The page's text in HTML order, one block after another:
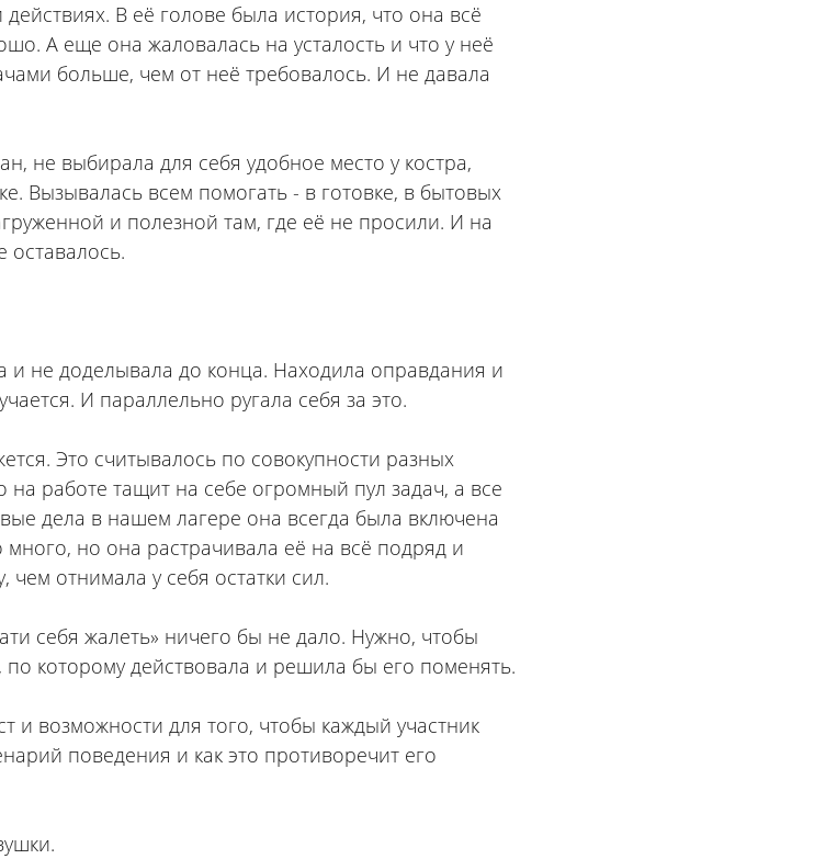
В её голове была история, что она всё
А еще она жаловалась на усталость и что у неё
больше, чем от неё требовалось. И не давала
не выбирала для себя удобное место у костра,
Вызывалась всем помогать - в готовке, в бытовых
и полезной там, где её не просили. И на
оставалось.
и не доделывала до конца. Находила оправдания и
И параллельно ругала себя за это.
Это считывалось по совокупности разных
на работе тащит на себе огромный пул задач, а все
дела в нашем лагере она всегда была включена
но она растрачивала её на всё подряд и
отнимала у себя остатки сил.
себя жалеть» ничего бы не дало. Нужно, чтобы
которому действовала и решила бы его поменять.
и возможности для того, чтобы каждый участник
поведения и как это противоречит его